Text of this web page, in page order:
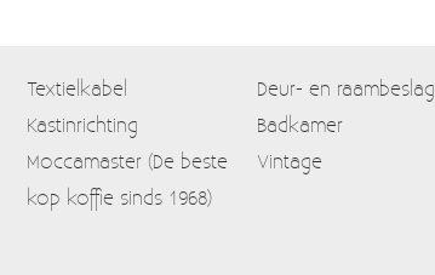
Textielkabel Deur- en raambeslag
Kastinrichting Badkamer
Moccamaster (De beste
kop koffie sinds 1968)
Vintage